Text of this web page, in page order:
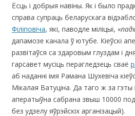
Ёсць і добрыя навіны. Як і было
справа супраць беларускага
Філіповіча, які, паводле міліцыі, «
дапамозе канала ў ютубе. Кіеўскі
развітаўся са здаровым глуздам і
гарсавет мусіць перагледзець сваё
аб наданні імя Рамана Шухевіча
Мікалая Ватуціна. Да таго ж за
аператыўна сабрана звыш 10000
без удзелу яўрэйскіх арганізацый).